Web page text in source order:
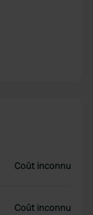
Coût inconnu
Coût inconnu